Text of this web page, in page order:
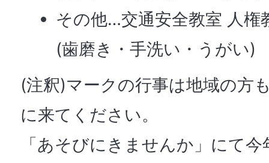
その他…交通安全教室 人権
(歯磨き・手洗い・うがい)
(注釈)マークの行事は地域の方
に来てください。
「あそびにきませんか」にて